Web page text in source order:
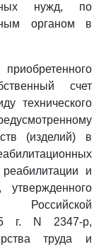
нужд, по
органом в
счет
технического
(изделий) в
реабилитации и
утвержденного
Российской
г. N 2347-р,
труда и